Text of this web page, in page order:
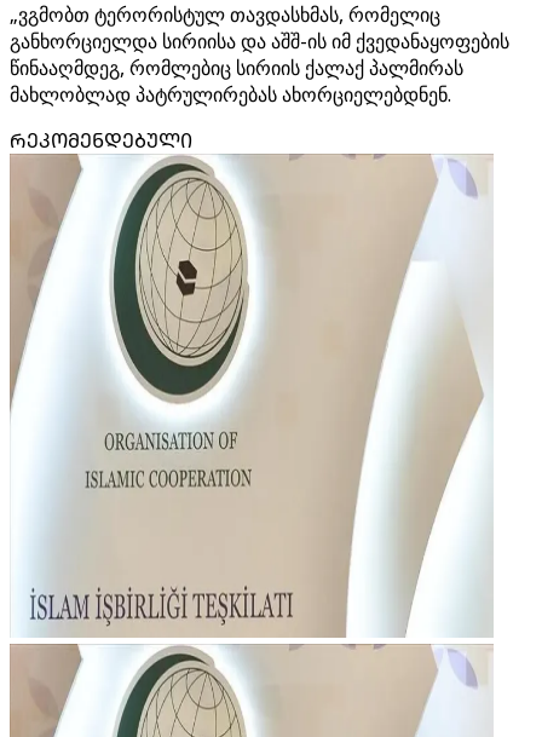
„ვგმობთ ტერორისტულ თავდასხმას, რომელიც
განხორციელდა სირიისა და აშშ-ის იმ ქვედანაყოფების
წინააღმდეგ, რომლებიც სირიის ქალაქ პალმირას
მახლობლად პატრულირებას ახორციელებდნენ.
ᲠᲔᲙᲝᲛᲔᲜᲓᲔᲑᲣᲚᲘ